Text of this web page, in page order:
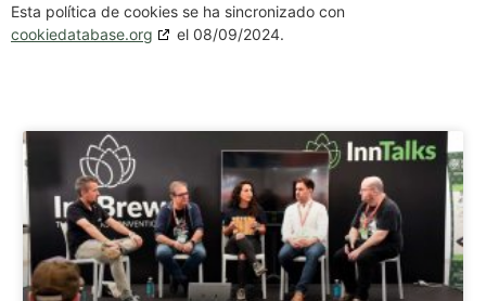
Esta política de cookies se ha sincronizado con
cookiedatabase.org
el 08/09/2024.